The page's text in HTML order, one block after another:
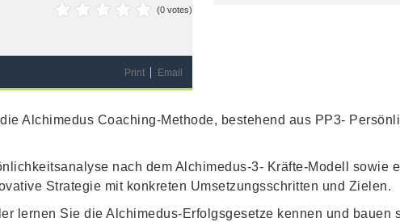
(0 votes)
Print Email
Alchimedus Coaching-Methode, bestehend aus PP3-
nach dem Alchimedus-3- Kräfte-Modell sowie
Strategie mit konkreten Umsetzungsschritten und Zielen.
lernen Sie die Alchimedus-Erfolgsgesetze kennen und bauen